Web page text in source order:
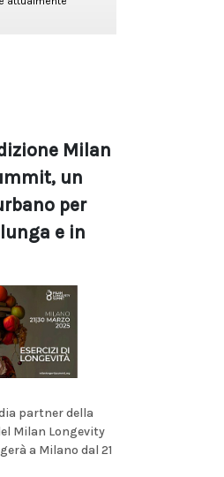
Milan
un
per
e in
partner della
Milan Longevity
a Milano dal 21